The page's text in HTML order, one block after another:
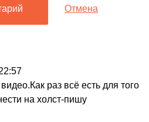
Отмена
раз всё есть для того
на холст-пишу